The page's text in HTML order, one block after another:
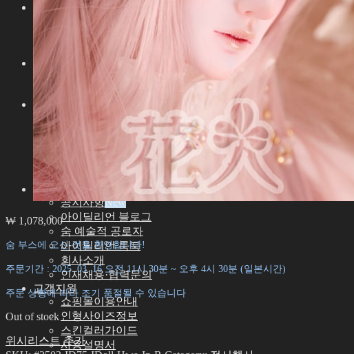
신발
아이딜리언 72/75 남아
아이딜리언 68 여아
아이딜리언 51 남아
기타
기타 악세서리
스탠드ㆍ가방
도구
메이크업용품
속눈썹
커뮤니티
공지사항
아이딜리언 블로그
숨 예술적 공로자
아이딜리언 룩북
회사소개
인재채용·협력문의
고객지원
쇼핑몰이용안내
인형사이즈정보
스킨컬러가이드
사용설명서
₩ 1,078,000
숨 부스에 오신 것을 환영합니다!
주문기간 : 2025. 03. 16 오전 11시 30분 ~ 오후 4시 30분 (일본시간)
주문 상황에 따라 조기 품절될 수 있습니다
Out of stock
위시리스트 추가